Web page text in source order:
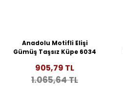
Anadolu Motifli Elişi
Gümüş Taşsız Küpe 6034
905,79 TL
1.065,64 TL